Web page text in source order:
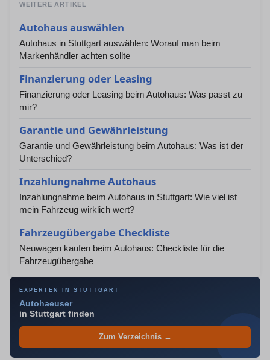
WEITERE ARTIKEL
Autohaus auswählen
Autohaus in Stuttgart auswählen: Worauf man beim
Markenhändler achten sollte
Finanzierung oder Leasing
Finanzierung oder Leasing beim Autohaus: Was passt zu
mir?
Garantie und Gewährleistung
Garantie und Gewährleistung beim Autohaus: Was ist der
Unterschied?
Inzahlungnahme Autohaus
Inzahlungnahme beim Autohaus in Stuttgart: Wie viel ist
mein Fahrzeug wirklich wert?
Fahrzeugübergabe Checkliste
Neuwagen kaufen beim Autohaus: Checkliste für die
Fahrzeugübergabe
EXPERTEN IN STUTTGART
Autohaeuser
in Stuttgart finden
Zum Verzeichnis →